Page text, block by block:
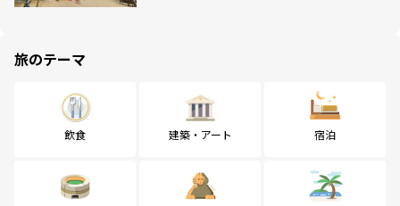
旅のテーマ
飲食 建築・アート 宿泊